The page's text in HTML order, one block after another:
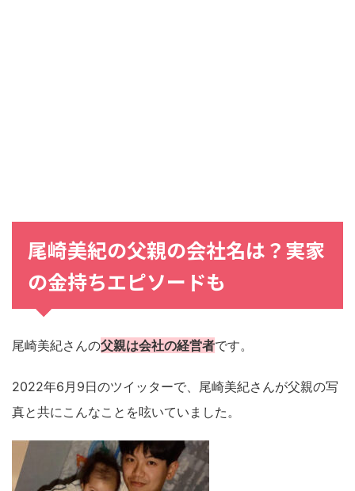
尾崎美紀の父親の会社名は？実家
の金持ちエピソードも
尾崎美紀さんの父親は会社の経営者です。
2022年6月9日のツイッターで、尾崎美紀さんが父親の写
真と共にこんなことを呟いていました。